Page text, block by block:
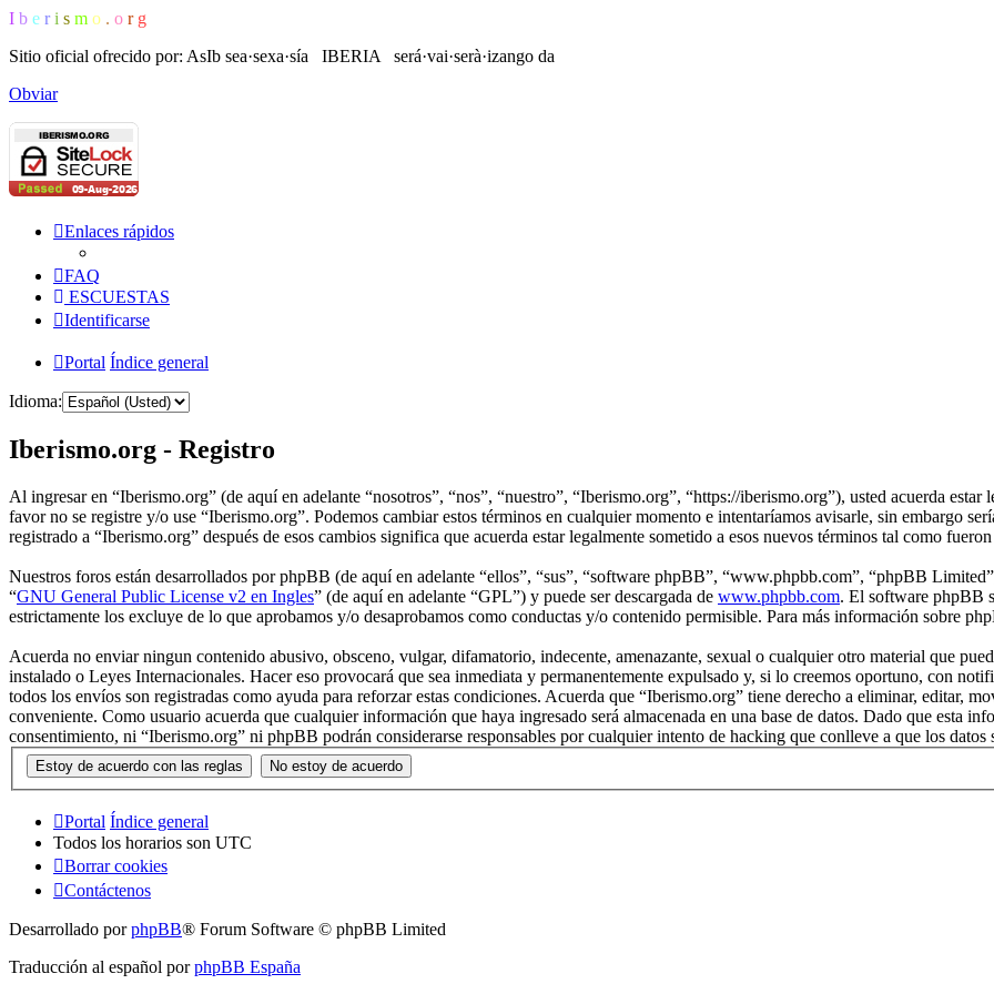
I b e r i s m o . o r g
Sitio oficial ofrecido por: AsIb sea·sexa·sía IBERIA será·vai·serà·izango da
Obviar
Enlaces rápidos
FAQ
ESCUESTAS
Identificarse
Portal Índice general
Idioma:
Iberismo.org - Registro
Al ingresar en “Iberismo.org” (de aquí en adelante “nosotros”, “nos”, “nuestro”, “Iberismo.org”, “https://iberismo.org”), usted acuerda
favor no se registre y/o use “Iberismo.org”. Podemos cambiar estos términos en cualquier momento e intentaríamos avisarle, sin embargo
registrado a “Iberismo.org” después de esos cambios significa que acuerda estar legalmente sometido a esos nuevos términos tal como
Nuestros foros están desarrollados por phpBB (de aquí en adelante “ellos”, “sus”, “software phpBB”, “www.phpbb.com”, “phpBB
“GNU General Public License v2 en Ingles” (de aquí en adelante “GPL”) y puede ser descargada de www.phpbb.com. El software phpBB
estrictamente los excluye de lo que aprobamos y/o desaprobamos como conductas y/o contenido permisible. Para más información sobre
Acuerda no enviar ningun contenido abusivo, obsceno, vulgar, difamatorio, indecente, amenazante, sexual o cualquier otro material que
instalado o Leyes Internacionales. Hacer eso provocará que sea inmediata y permanentemente expulsado y, si lo creemos oportuno, con
todos los envíos son registradas como ayuda para reforzar estas condiciones. Acuerda que “Iberismo.org” tiene derecho a eliminar, editar,
conveniente. Como usuario acuerda que cualquier información que haya ingresado será almacenada en una base de datos. Dado que esta
consentimiento, ni “Iberismo.org” ni phpBB podrán considerarse responsables por cualquier intento de hacking que conlleve a que los datos
Portal Índice general
Todos los horarios son UTC
Borrar cookies
Contáctenos
Desarrollado porphpBB® Forum Software © phpBB Limited
Traducción al español porphpBB España